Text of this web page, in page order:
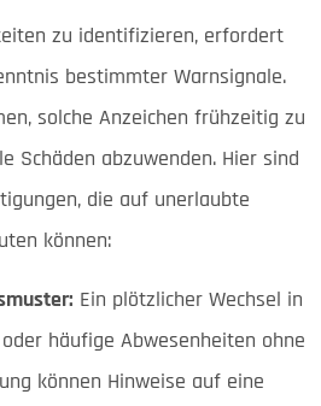
zu identifizieren, erfordert
bestimmter Warnsignale.
solche Anzeichen frühzeitig zu
Schäden abzuwenden. Hier sind
die auf unerlaubte
können:
Ein plötzlicher Wechsel in
häufige Abwesenheiten ohne
können Hinweise auf eine